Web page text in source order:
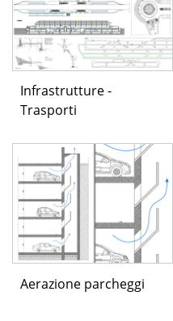
Infrastrutture -
Trasporti
Aerazione parcheggi